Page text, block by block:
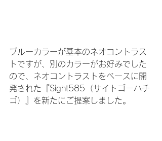
ブルーカラーが基本のネオコントラス
トですが、別のカラーがお好みでした
ので、ネオコントラストをベースに開
発された『Sight585（サイトゴーハチ
ゴ）』を新たにご提案しました。